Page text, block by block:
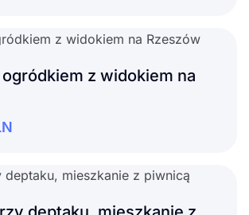
z widokiem na